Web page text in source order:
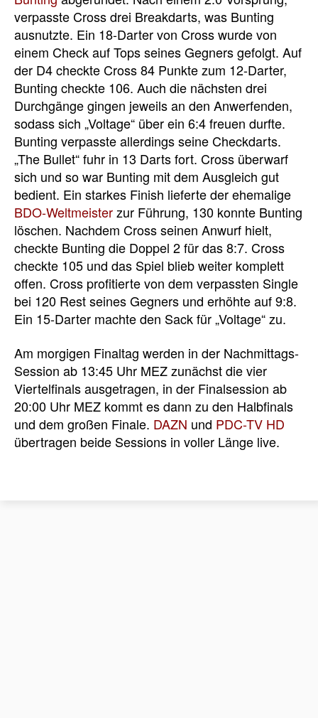
verpasste Cross drei Breakdarts, was Bunting
ausnutzte. Ein 18-Darter von Cross wurde von
einem Check auf Tops seines Gegners gefolgt. Auf
der D4 checkte Cross 84 Punkte zum 12-Darter,
Bunting checkte 106. Auch die nächsten drei
Durchgänge gingen jeweils an den Anwerfenden,
sodass sich „Voltage“ über ein 6:4 freuen durfte.
Bunting verpasste allerdings seine Checkdarts.
„The Bullet“ fuhr in 13 Darts fort. Cross überwarf
sich und so war Bunting mit dem Ausgleich gut
bedient. Ein starkes Finish lieferte der ehemalige
BDO-Weltmeisterzur Führung, 130 konnte Bunting
löschen. Nachdem Cross seinen Anwurf hielt,
checkte Bunting die Doppel 2 für das 8:7. Cross
checkte 105 und das Spiel blieb weiter komplett
offen. Cross profitierte von dem verpassten Single
bei 120 Rest seines Gegners und erhöhte auf 9:8.
Ein 15-Darter machte den Sack für „Voltage“ zu.
Am morgigen Finaltag werden in der Nachmittags-
Session ab 13:45 Uhr MEZ zunächst die vier
Viertelfinals ausgetragen, in der Finalsession ab
20:00 Uhr MEZ kommt es dann zu den Halbfinals
und dem großen Finale. DAZN und PDC-TV HD
übertragen beide Sessions in voller Länge live.